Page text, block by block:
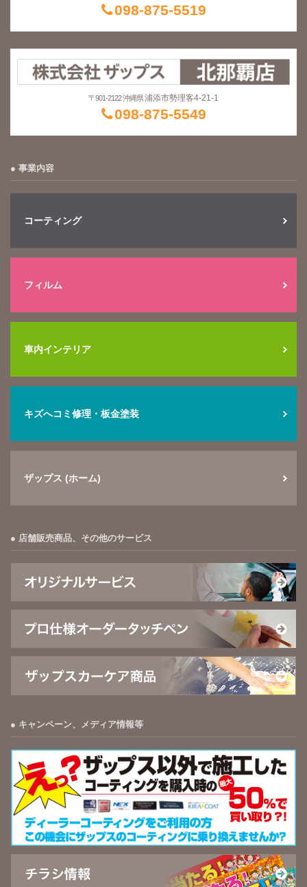
098-875-5519
〒901-2122 沖縄県浦添市勢理客4-21-1
098-875-5549
事業内容
コーティング
フィルム
車内インテリア
キズへコミ修理・板金塗装
ザップス (ホーム)
店舗販売商品、その他のサービス
キャンペーン、メディア情報等